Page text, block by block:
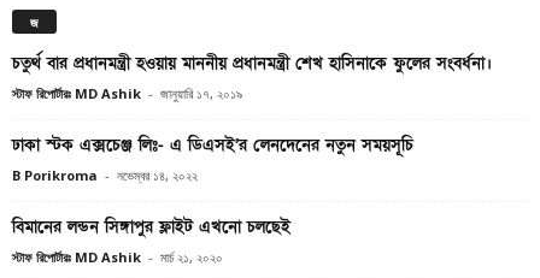
জ
চতুর্থ বার প্রধানমন্ত্রী হওয়ায় মাননীয় প্রধানমন্ত্রী শেখ হাসিনাকে ফুলের সংবর্ধনা।
স্টাফ রিপোর্টারঃ MD Ashik - জানুয়ারি ১৭, ২০১৯
ঢাকা স্টক এক্সচেঞ্জ লিঃ- এ ডিএসই’র লেনদেনের নতুন সময়সূচি
B Porikroma - নভেম্বর ১৪, ২০২২
বিমানের লন্ডন সিঙ্গাপুর ফ্লাইট এখনো চলছেই
স্টাফ রিপোর্টারঃ MD Ashik - মার্চ ২১, ২০২০